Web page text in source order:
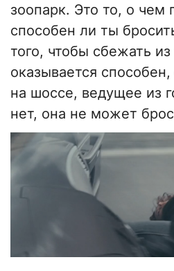
зоопарк. Это то, о чем
способен ли ты
того, чтобы сбежать
оказывается
на шоссе, ведущее из
нет, она не может